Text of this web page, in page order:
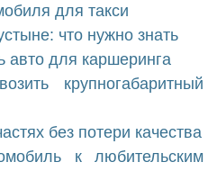
для такси
что нужно знать
авто для каршеринга
крупногабаритный
без потери качества
к любительским